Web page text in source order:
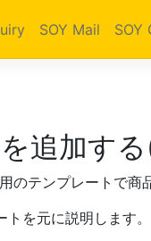
SOY Mail SOY
追加す
のテンプレートで商
を元に説明します。